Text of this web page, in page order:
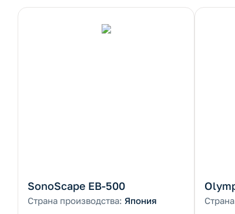
SonoScape EB-500
Страна производства: Япония